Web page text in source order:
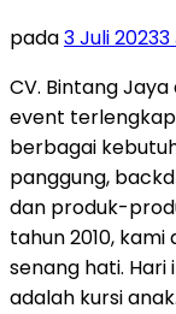
pada3 Juli 20233
CV. Bintang
event
berbagai
panggung,
dan produk-
tahun 2010,
senang hati.
adalah kursi